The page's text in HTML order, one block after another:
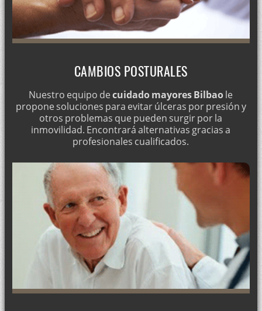
CAMBIOS POSTURALES
Nuestro equipo decuidado mayores Bilbaole
propone soluciones para evitar úlceras por presión y
otros problemas que pueden surgir por la
inmovilidad. Encontrará alternativas gracias a
profesionales cualificados.